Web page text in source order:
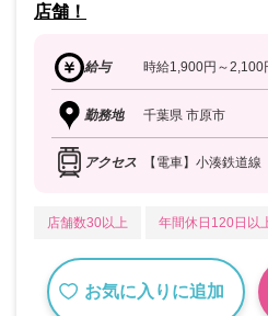
店舗！
給与 時給1,900円～2,100
勤務地 千葉県 市原市
アクセス 【電車】小湊鉄道
店舗数30以上 年間休日120日以
お気に入りに追加